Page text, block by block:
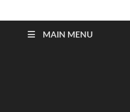
MAIN MENU